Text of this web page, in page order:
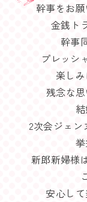
幹事をお
金銭ト
幹事
プレッシ
楽し
残念な
2次会ジェン
新郎新婦様
安心し